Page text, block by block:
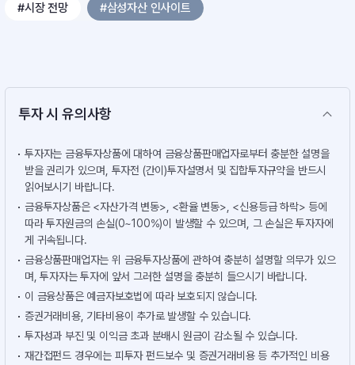
#시장 전망 #삼성자산 인사이트
투자 시 유의사항
투자자는 금융투자상품에 대하여 금융상품판매업자로부터 충분한 설명을
받을 권리가 있으며, 투자전 (간이)투자설명서 및 집합투자규약을 반드시
읽어보시기 바랍니다.
금융투자상품은 <자산가격 변동>, <환율 변동>, <신용등급 하락> 등에
따라 투자원금의 손실(0~100%)이 발생할 수 있으며, 그 손실은 투자자에
게 귀속됩니다.
금융상품판매업자는 위 금융투자상품에 관하여 충분히 설명할 의무가 있으
며, 투자자는 투자에 앞서 그러한 설명을 충분히 들으시기 바랍니다.
이 금융상품은 예금자보호법에 따라 보호되지 않습니다.
증권거래비용, 기타비용이 추가로 발생할 수 있습니다.
투자성과 부진 및 이익금 초과 분배시 원금이 감소될 수 있습니다.
재간접펀드 경우에는 피투자 펀드보수 및 증권거래비용 등 추가적인 비용